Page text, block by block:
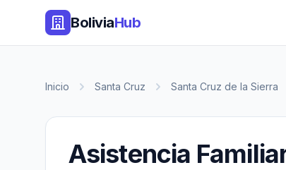
BoliviaHub
Inicio Santa Cruz Santa Cruz de la Sierra
Asistencia